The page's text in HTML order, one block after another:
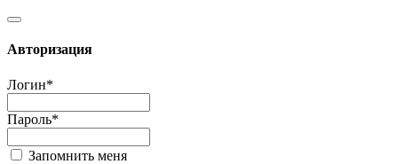
Авторизация
Логин*
Пароль*
Запомнить меня